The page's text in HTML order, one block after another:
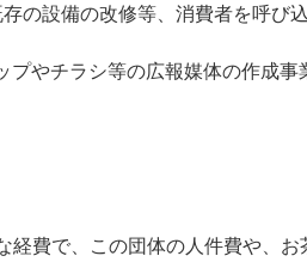
の設備の改修等、消費者を呼び
プやチラシ等の広報媒体の作成事
費で、この団体の人件費や、